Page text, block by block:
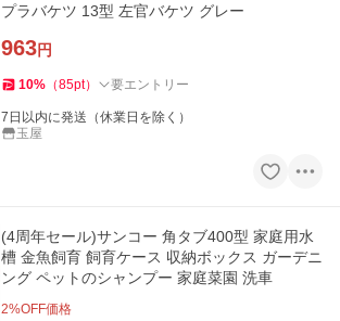
プラバケツ 13型 左官バケツ グレー
963円
10% （85pt） 要エントリー
7日以内に発送（休業日を除く）
玉屋
(4周年セール)サンコー 角タブ400型 家庭用水
槽 金魚飼育 飼育ケース 収納ボックス ガーデニ
ング ペットのシャンプー 家庭菜園 洗車
2%OFF価格